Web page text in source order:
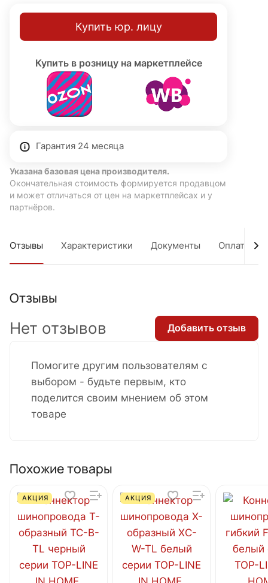
Купить юр. лицу
Купить в розницу на маркетплейсе
Гарантия 24 месяца
Указана базовая цена производителя.
Окончательная стоимость формируется продавцом
и может отличаться от цен на маркетплейсах и у
партнёров.
Отзывы Характеристики Документы Оплата
Отзывы
Помогите другим пользователям с
выбором - будьте первым, кто
поделится своим мнением об этом
товаре
Нет отзывов Добавить отзыв
Похожие товары
АКЦИЯ АКЦИЯ